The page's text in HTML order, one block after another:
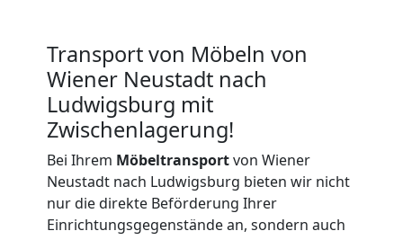
Transport von Möbeln von
Wiener Neustadt nach
Ludwigsburg mit
Zwischenlagerung!
Bei Ihrem Möbeltransportvon Wiener
Neustadt nach Ludwigsburg bieten wir nicht
nur die direkte Beförderung Ihrer
Einrichtungsgegenstände an, sondern auch
Neustadt
Küchenumzug
Wiener
Neustadt